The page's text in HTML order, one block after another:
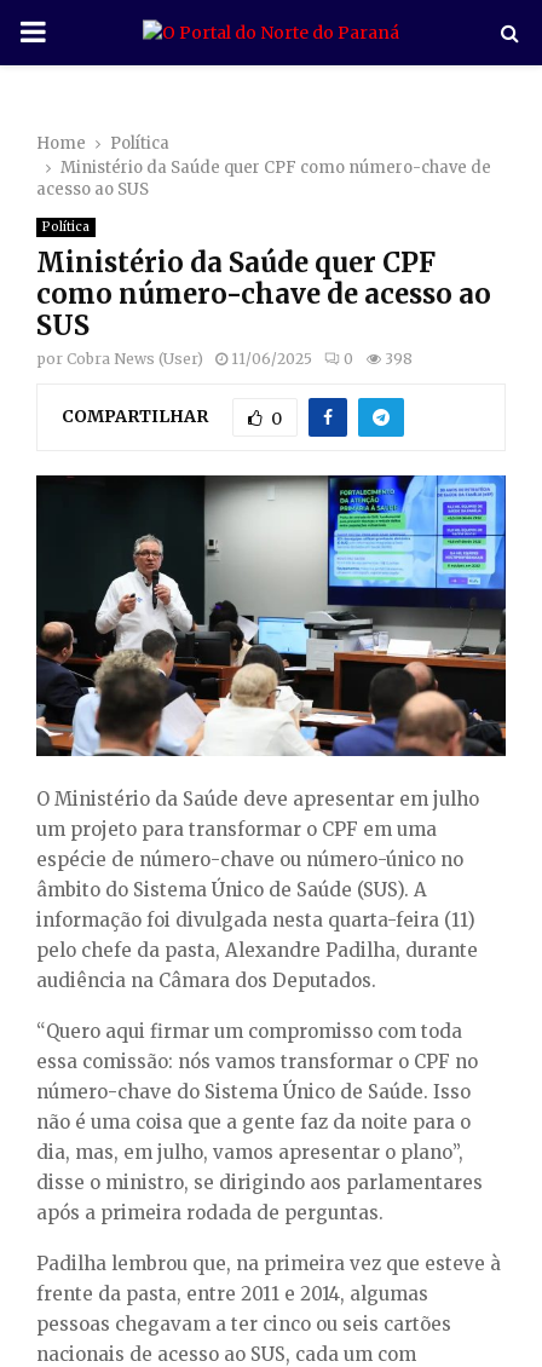
P
M
A
R
N
U
Home
Política
Ministério da Saúde quer CPF como número-chave de
acesso ao SUS
Política
Ministério da Saúde quer CPF
como número-chave de acesso ao
SUS
por Cobra News (User) 11/06/2025 0 398
COMPARTILHAR 0
O Ministério da Saúde deve apresentar em julho
um projeto para transformar o CPF em uma
espécie de número-chave ou número-único no
âmbito do Sistema Único de Saúde (SUS). A
informação foi divulgada nesta quarta-feira (11)
pelo chefe da pasta, Alexandre Padilha, durante
audiência na Câmara dos Deputados.
“Quero aqui firmar um compromisso com toda
essa comissão: nós vamos transformar o CPF no
número-chave do Sistema Único de Saúde. Isso
não é uma coisa que a gente faz da noite para o
dia, mas, em julho, vamos apresentar o plano”,
disse o ministro, se dirigindo aos parlamentares
após a primeira rodada de perguntas.
Padilha lembrou que, na primeira vez que esteve à
frente da pasta, entre 2011 e 2014, algumas
pessoas chegavam a ter cinco ou seis cartões
nacionais de acesso ao SUS, cada um com